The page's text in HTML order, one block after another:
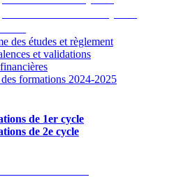
des études et règlement
et validations
formations 2024-2025
de 1er cycle
de 2e cycle